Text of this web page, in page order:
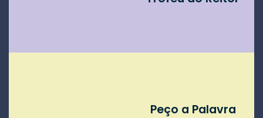
Peço a Palavra